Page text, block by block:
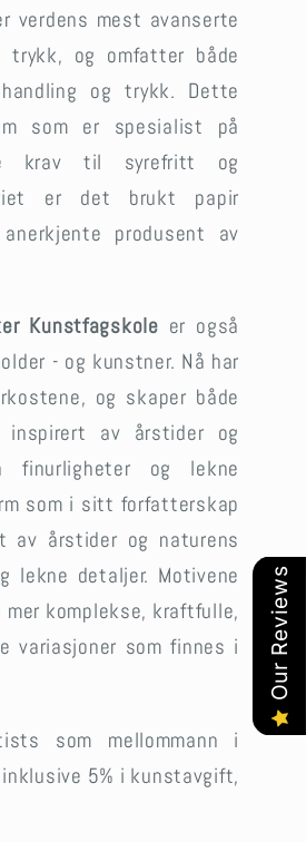
verdens mest avanserte
og omfatter både
og trykk. Dette
som er spesialist på
krav til syrefritt og
er det brukt papir
produsent av
Kunstfagskole er også
- og kunstner. Nå har
og skaper både
inspirert av årstider og
finurligheter og lekne
som i sitt forfatterskap
av årstider og naturens
lekne detaljer. Motivene
komplekse, kraftfulle,
variasjoner som finnes i
som mellommann i
5% i kunstavgift,
Our Reviews